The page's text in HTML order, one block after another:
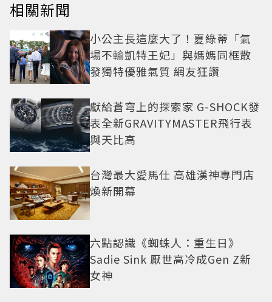
相關新聞
小公主長這麼大了！夏綠蒂「氣
場不輸凱特王妃」與媽媽同框散
發獨特優雅氣質 網友狂讚
獻給蒼穹上的探索家 G-SHOCK發
表全新GRAVITYMASTER飛行表
與天比高
台灣最大愛馬仕 高雄漢神專門店
煥新開幕
六點認識《蜘蛛人：重生日》
Sadie Sink 厭世高冷成Gen Z新
女神